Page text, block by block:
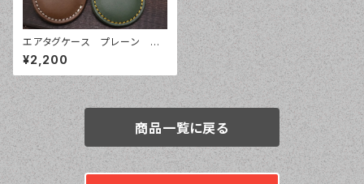
エアタグケース プレーン エ
アタグカバー オーダーメイ
ド 本革レザー AirTag 栃
木レザー 姫路レザー
¥2,200
商品一覧に戻る